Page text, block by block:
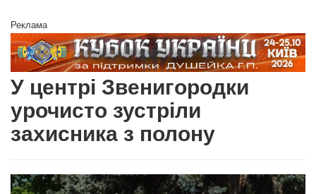
Реклама
У центрі Звенигородки
урочисто зустріли
захисника з полону